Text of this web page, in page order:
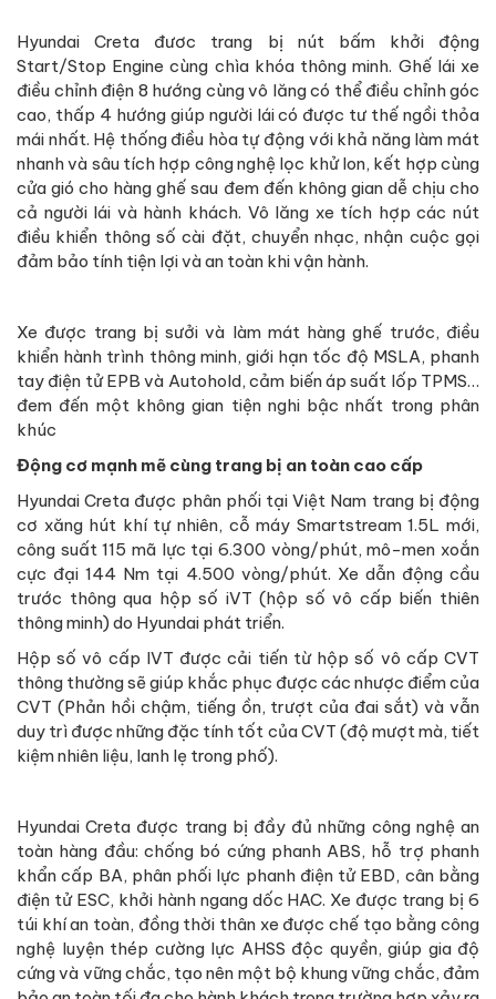
Hyundai Creta đươc trang bị nút bấm khởi động
Start/Stop Engine cùng chìa khóa thông minh. Ghế lái xe
điều chỉnh điện 8 hướng cùng vô lăng có thể điều chỉnh góc
cao, thấp 4 hướng giúp người lái có được tư thế ngồi thỏa
mái nhất. Hệ thống điều hòa tự động với khả năng làm mát
nhanh và sâu tích hợp công nghệ lọc khử Ion, kết hợp cùng
cửa gió cho hàng ghế sau đem đến không gian dễ chịu cho
cả người lái và hành khách. Vô lăng xe tích hợp các nút
điều khiển thông số cài đặt, chuyển nhạc, nhận cuộc gọi
đảm bảo tính tiện lợi và an toàn khi vận hành.
Xe được trang bị sưởi và làm mát hàng ghế trước, điều
khiển hành trình thông minh, giới hạn tốc độ MSLA, phanh
tay điện tử EPB và Autohold, cảm biến áp suất lốp TPMS…
đem đến một không gian tiện nghi bậc nhất trong phân
khúc
Động cơ mạnh mẽ cùng trang bị an toàn cao cấp
Hyundai Creta được phân phối tại Việt Nam trang bị động
cơ xăng hút khí tự nhiên, cỗ máy Smartstream 1.5L mới,
công suất 115 mã lực tại 6.300 vòng/phút, mô-men xoắn
cực đại 144 Nm tại 4.500 vòng/phút. Xe dẫn động cầu
trước thông qua hộp số iVT (hộp số vô cấp biến thiên
thông minh) do Hyundai phát triển.
Hộp số vô cấp IVT được cải tiến từ hộp số vô cấp CVT
thông thường sẽ giúp khắc phục được các nhược điểm của
CVT (Phản hồi chậm, tiếng ồn, trượt của đai sắt) và vẫn
duy trì được những đặc tính tốt của CVT (độ mượt mà, tiết
kiệm nhiên liệu, lanh lẹ trong phố).
Hyundai Creta được trang bị đầy đủ những công nghệ an
toàn hàng đầu: chống bó cứng phanh ABS, hỗ trợ phanh
khẩn cấp BA, phân phối lực phanh điện tử EBD, cân bằng
điện tử ESC, khởi hành ngang dốc HAC. Xe được trang bị 6
túi khí an toàn, đồng thời thân xe được chế tạo bằng công
nghệ luyện thép cường lực AHSS độc quyền, giúp gia độ
cứng và vững chắc, tạo nên một bộ khung vững chắc, đảm